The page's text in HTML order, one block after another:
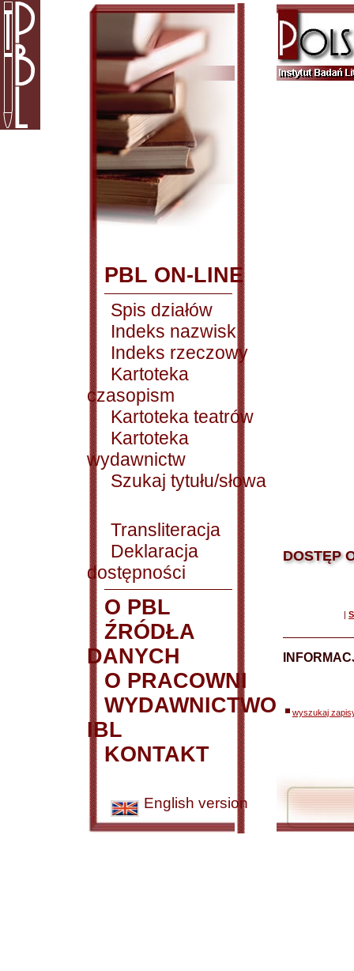
PBL ON-LINE
Spis działów
Indeks nazwisk
Indeks rzeczowy
Kartoteka
czasopism
Kartoteka teatrów
Kartoteka
wydawnictw
Szukaj tytułu/słowa
Transliteracja
Deklaracja
dostępności
O PBL
ŹRÓDŁA
DANYCH
O PRACOWNI
WYDAWNICTWO
IBL
KONTAKT
English version
DOSTĘP
|
wyszukaj